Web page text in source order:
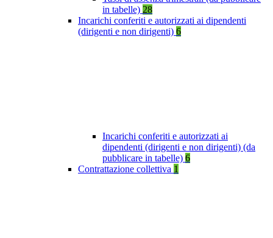
in tabelle) 28
Incarichi conferiti e autorizzati ai dipendenti
(dirigenti e non dirigenti) 6
Incarichi conferiti e autorizzati ai
dipendenti (dirigenti e non dirigenti) (da
pubblicare in tabelle) 6
Contrattazione collettiva 1